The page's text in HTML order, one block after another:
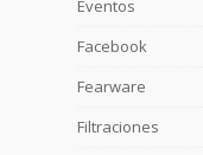
Eventos
Facebook
Fearware
Filtraciones